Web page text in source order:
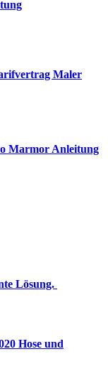
Maler
Marmor Anleitung
Lösung.
Hose und